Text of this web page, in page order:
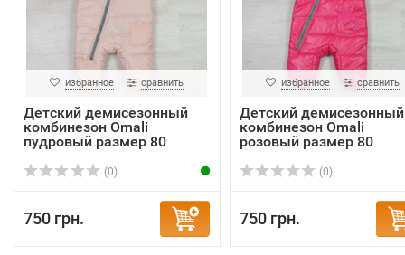
избранное сравнить
Детский демисезонный
комбинезон Omali
пудровый размер 80
(0)
750 грн.
избранное сравнить
Детский демисезонный
комбинезон Omali
розовый размер 80
(0)
750 грн.